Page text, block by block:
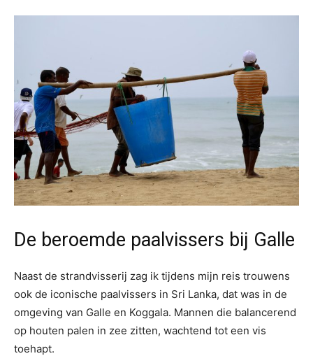
De beroemde paalvissers bij Galle
Naast de strandvisserij zag ik tijdens mijn reis trouwens
ook de iconische paalvissers in Sri Lanka, dat was in de
omgeving van Galle en Koggala. Mannen die balancerend
op houten palen in zee zitten, wachtend tot een vis
toehapt.